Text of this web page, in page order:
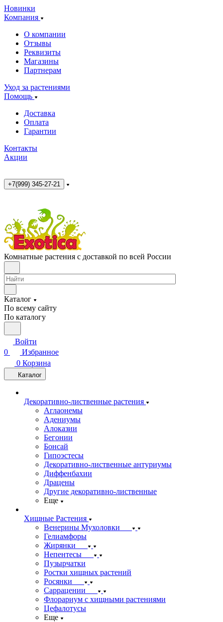
Новинки
Компания
О компании
Отзывы
Реквизиты
Магазины
Партнерам
Уход за растениями
Помощь
Доставка
Оплата
Гарантии
Контакты
Акции
+7(999) 345-27-21
Комнатные растения с доставкой по всей России
Каталог
По всему сайту
По каталогу
Войти
0
Избранное
0 Корзина
Каталог
Декоративно-лиственные растения
Аглаонемы
Адениумы
Алоказии
Бегонии
Бонсай
Гипоэстесы
Декоративно-лиственные антуриумы
Диффенбахии
Драцены
Другие декоративно-лиственные
Еще
Хищные Растения
Венерины Мухоловки
Гелиамфоры
Жирянки
Непентесы
Пузырчатки
Ростки хищных растений
Росянки
Саррацении
Флорариум с хищными растениями
Цефалотусы
Еще